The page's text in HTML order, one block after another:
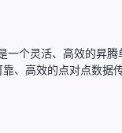
一个灵活、高效的昇腾
、高效的点对点数据